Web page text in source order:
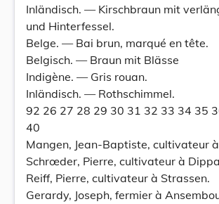
Inländisch. — Kirschbraun mit
und Hinterfessel.
Belge. — Bai brun, marqué en tête.
Belgisch. — Braun mit Blässe
Indigène. — Gris rouan.
Inländisch. — Rothschimmel.
92 26 27 28 29 30 31 32 33 34 35
40
Mangen, Jean-Baptiste, cultivateur
Schrœder, Pierre, cultivateur à
Reiff, Pierre, cultivateur à Strassen.
Gerardy, Joseph, fermier à